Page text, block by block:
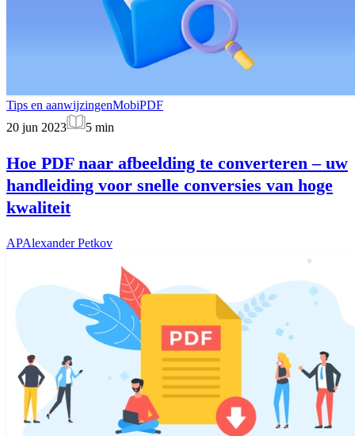
Tips en aanwijzingenMobiPDF
20 jun 2023
5 min
Hoe PDF naar afbeelding te converteren – uw
handleiding voor snelle conversies van hoge
kwaliteit
APAlexander Petkov